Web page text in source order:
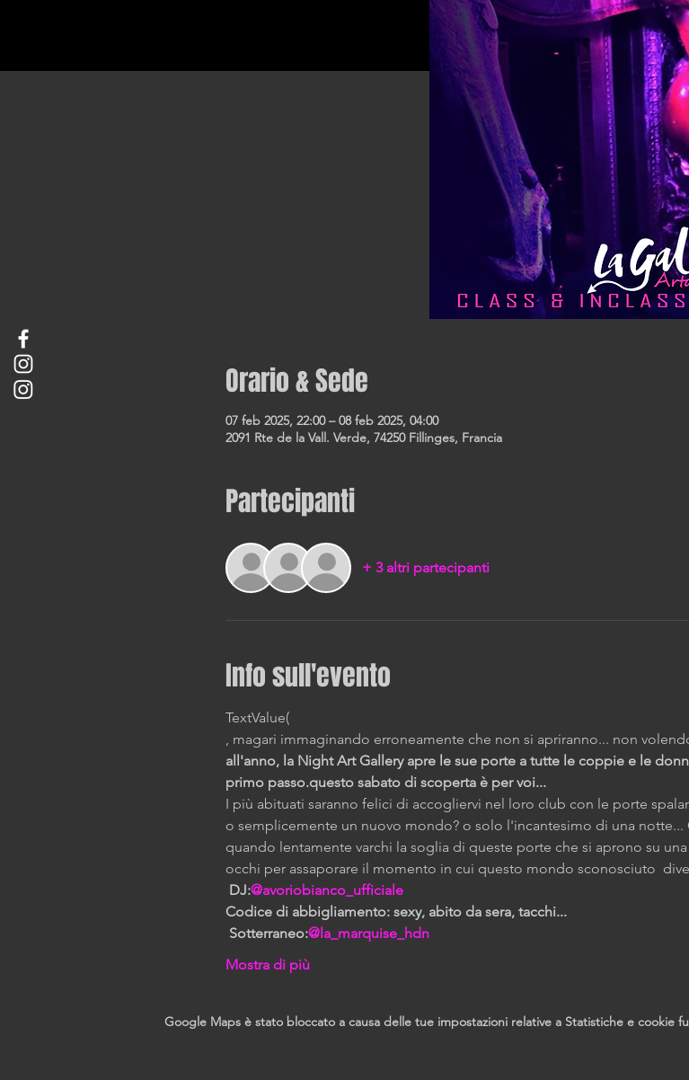
Orario & Sede
07 feb 2025, 22:00 – 08 feb 2025, 04:00
2091 Rte de la Vall. Verde, 74250 Fillinges, Francia
Partecipanti
+ 3 altri partecipanti
Info sull'evento
TextValue(
, magari immaginando erroneamente che non si apriranno... non
all'anno, la Night Art Gallery apre le sue porte a tutte le coppie e le
primo passo.questo sabato di scoperta è per voi...
I più abituati saranno felici di accogliervi nel loro club con le porte
o semplicemente un nuovo mondo? o solo l'incantesimo di una
quando lentamente varchi la soglia di queste porte che si aprono su
occhi per assaporare il momento in cui questo mondo sconosciuto
DJ:@avoriobianco_ufficiale
Codice di abbigliamento: sexy, abito da sera, tacchi...
Sotterraneo:@la_marquise_hdn
Mostra di più
Google Maps è stato bloccato a causa delle tue impostazioni relative a Statistiche e cookie